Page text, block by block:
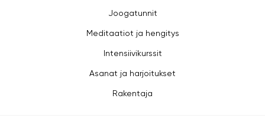
Joogatunnit
Meditaatiot ja hengitys
Intensiivikurssit
Asanat ja harjoitukset
Rakentaja